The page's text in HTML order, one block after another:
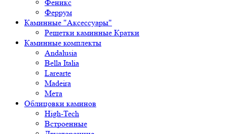
Феникс
Феррум
Каминные "Аксессуары"
Решетки каминные Кратки
Каминные комплекты
Andalusia
Bella Italia
Larearte
Madeira
Мета
Облицовки каминов
High-Tech
Встроенные